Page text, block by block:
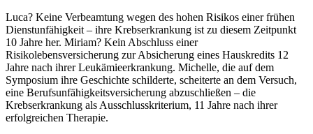
Luca? Keine Verbeamtung wegen des hohen Risikos einer frühen
Dienstunfähigkeit – ihre Krebserkrankung ist zu diesem Zeitpunkt
10 Jahre her. Miriam? Kein Abschluss einer
Risikolebensversicherung zur Absicherung eines Hauskredits 12
Jahre nach ihrer Leukämieerkrankung. Michelle, die auf dem
Symposium ihre Geschichte schilderte, scheiterte an dem Versuch,
eine Berufsunfähigkeitsversicherung abzuschließen – die
Krebserkrankung als Ausschlusskriterium, 11 Jahre nach ihrer
erfolgreichen Therapie.